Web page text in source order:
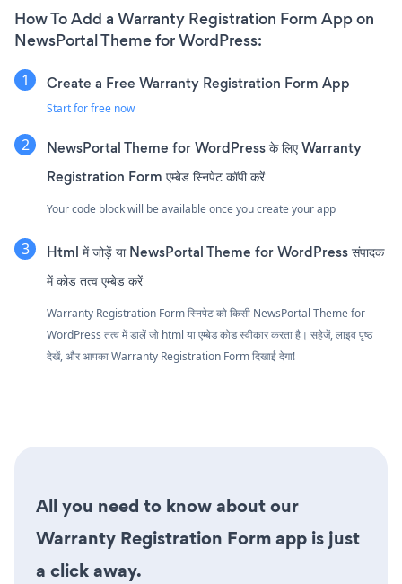
How To Add a Warranty Registration Form App on
NewsPortal Theme for WordPress:
Create a Free Warranty Registration Form App
Start for free now
NewsPortal Theme for WordPress के लिए Warranty
Registration Form एम्बेड स्निपेट कॉपी करें
Your code block will be available once you create your app
Html में जोड़ें या NewsPortal Theme for WordPress संपादक
में कोड तत्व एम्बेड करें
Warranty Registration Form स्निपेट को किसी NewsPortal Theme for
WordPress तत्व में डालें जो html या एम्बेड कोड स्वीकार करता है। सहेजें, लाइव पृष्ठ
देखें, और आपका Warranty Registration Form दिखाई देगा!
All you need to know about our
Warranty Registration Form app is just
a click away.